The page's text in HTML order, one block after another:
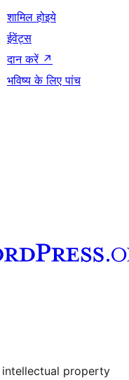
शामिल होइये
ईवेंट्स
दान करें ↗
भविष्य के लिए पांच
intellectual property